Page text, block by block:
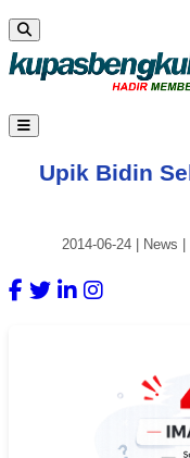
Upik Bidin
2014-06-24| News